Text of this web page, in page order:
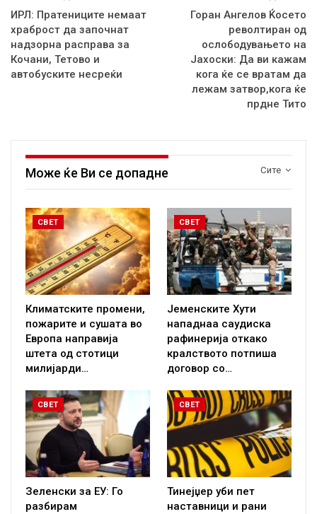
ИРЛ: Пратениците немаат
храброст да започнат
надзорна расправа за
Кочани, Тетово и
автобуските несреќи
Горан Ангелов Ќосето
револтиран од
ослободувањето на
Јахоски: Да ви кажам
кога ќе се вратам да
лежам затвор,кога ќе
прдне Тито
Сите
Може ќе Ви се допадне
СВЕТ
Климатските промени,
пожарите и сушата во
Европа направија
штета од стотици
милијарди…
СВЕТ
Јеменските Хути
нападнаа саудиска
рафинерија откако
кралството потпиша
договор со…
СВЕТ
Зеленски за ЕУ: Го
разбирам
СВЕТ
Тинејџер уби пет
наставници и рани